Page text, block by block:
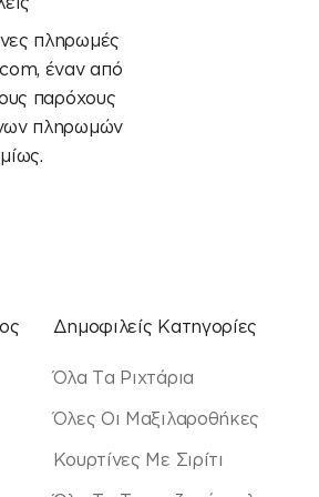
πληρωμές
έναν από
παρόχους
πληρωμών
Δημοφιλείς Κατηγορίες
Όλα Τα Ριχτάρια
Όλες Οι Μαξιλαροθήκες
Κουρτίνες Με Σιρίτι